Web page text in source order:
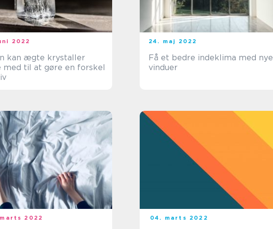
2022
kan ægte krystaller
til at gøre en forskel
24. maj 2022
Få et bedre indeklima med nye
vinduer
2022 04. marts 2022